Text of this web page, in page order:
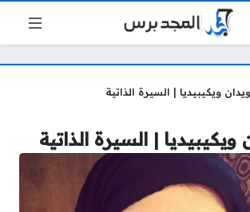
ويكيبيديا | السيرة الذاتية
ويكيبيديا | السيرة الذاتية